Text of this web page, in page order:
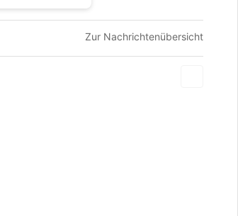
Zur Nachrichtenübersicht